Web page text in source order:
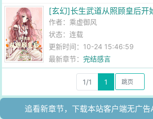
看
[玄幻]长生武道从照顾皇后开
作者： 乘虚御风
状态：连载
更新时间：10-24 15:46:59
最新章节：完结感言
1/1 1
追看新章节，下载本站客户端无广告